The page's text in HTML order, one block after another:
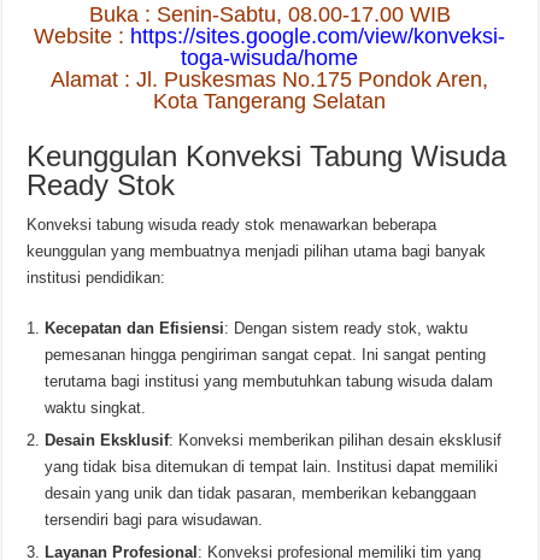
Buka : Senin-Sabtu, 08.00-17.00 WIB
Website : https://sites.google.com/view/konveksi-
toga-wisuda/home
Alamat : Jl. Puskesmas No.175 Pondok Aren,
Kota Tangerang Selatan
Keunggulan Konveksi Tabung Wisuda
Ready Stok
Konveksi tabung wisuda ready stok menawarkan beberapa
keunggulan yang membuatnya menjadi pilihan utama bagi banyak
institusi pendidikan:
Kecepatan dan Efisiensi: Dengan sistem ready stok, waktu
pemesanan hingga pengiriman sangat cepat. Ini sangat penting
terutama bagi institusi yang membutuhkan tabung wisuda dalam
waktu singkat.
Desain Eksklusif: Konveksi memberikan pilihan desain eksklusif
yang tidak bisa ditemukan di tempat lain. Institusi dapat memiliki
desain yang unik dan tidak pasaran, memberikan kebanggaan
tersendiri bagi para wisudawan.
Layanan Profesional: Konveksi profesional memiliki tim yang